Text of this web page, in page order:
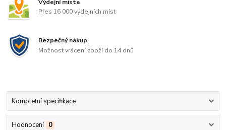
Výdejní místa
Přes 16 000 výdejních míst
Bezpečný nákup
Možnost vrácení zboží do 14 dnů
Kompletní specifikace
Hodnocení 0